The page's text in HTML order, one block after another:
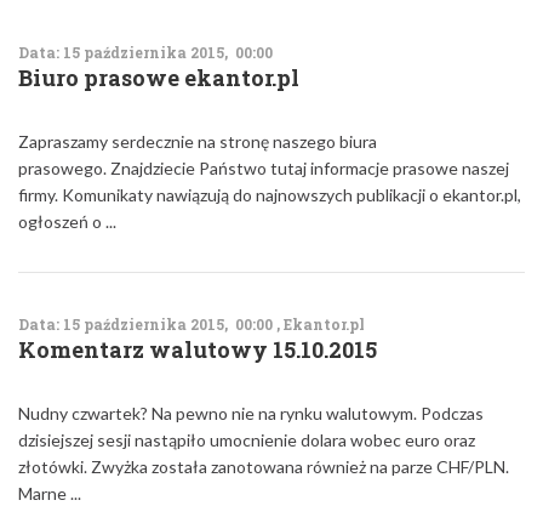
Data: 15 października 2015, 00:00
Biuro prasowe ekantor.pl
Zapraszamy serdecznie na stronę naszego biura
prasowego. Znajdziecie Państwo tutaj informacje prasowe naszej
firmy. Komunikaty nawiązują do najnowszych publikacji o ekantor.pl,
ogłoszeń o ...
Data: 15 października 2015, 00:00 , Ekantor.pl
Komentarz walutowy 15.10.2015
Nudny czwartek? Na pewno nie na rynku walutowym. Podczas
dzisiejszej sesji nastąpiło umocnienie dolara wobec euro oraz
złotówki. Zwyżka została zanotowana również na parze CHF/PLN.
Marne ...